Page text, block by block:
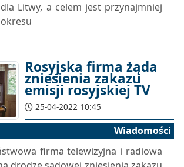
Litwy, a celem jest przynajmniej
Rosyjska firma żąda
zniesienia zakazu
emisji rosyjskiej TV
25-04-2022 10:45
Wiadomości
firma telewizyjna i radiowa